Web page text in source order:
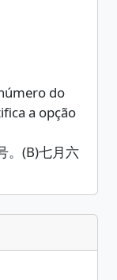
do
a opção
。(B)七月六